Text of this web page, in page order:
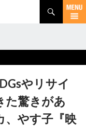
やリサイ
た驚きがあ
、やす子『映